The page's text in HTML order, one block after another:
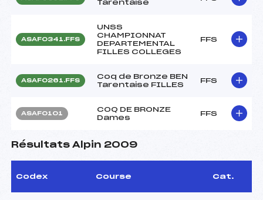
Tarentaise
ASAF0341.FFS
UNSS
CHAMPIONNAT
DEPARTEMENTAL
FILLES COLLEGES
FFS
ASAF0261.FFS
Coq de Bronze BEN
Tarentaise FILLES
FFS
ASAF0101
COQ DE BRONZE
Dames
FFS
Résultats Alpin 2009
Codex Course Cat.